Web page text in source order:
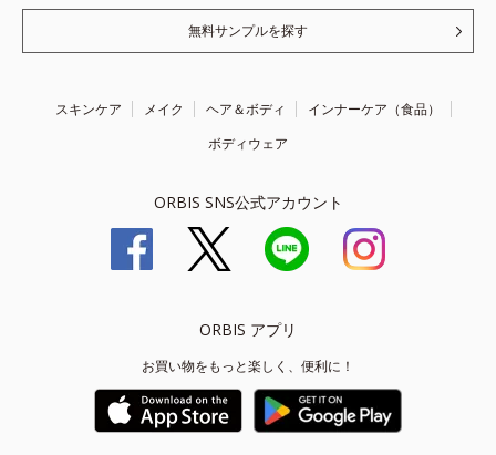
無料サンプルを探す
スキンケア メイク ヘア＆ボディ
インナーケア（食品）
ボディウェア
ORBIS SNS公式アカウント
ORBIS アプリ
お買い物をもっと楽しく、便利に！